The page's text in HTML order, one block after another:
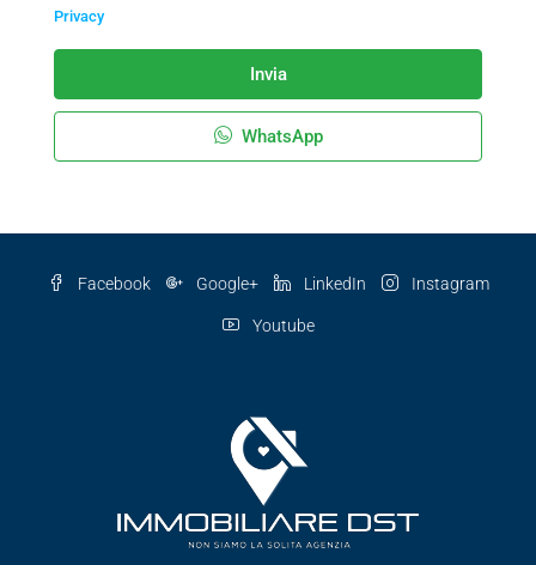
Privacy
Invia
WhatsApp
Facebook Google+ LinkedIn Instagram
Youtube